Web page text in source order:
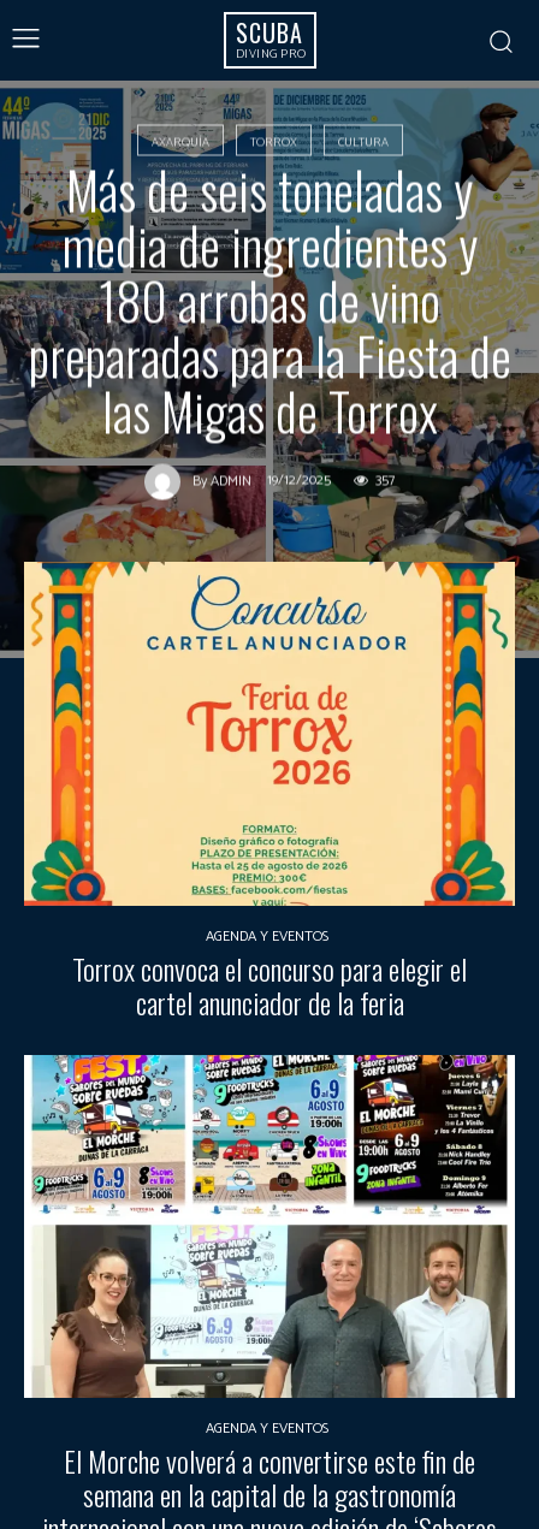
SCUBA
DIVING PRO
AXARQUÍA TORROX CULTURA
Más de seis toneladas y
media de ingredientes y
180 arrobas de vino
preparadas para la Fiesta de
las Migas de Torrox
ByADMIN 19/12/2025 357
AGENDA Y EVENTOS
Torrox convoca el concurso para elegir el
cartel anunciador de la feria
AGENDA Y EVENTOS
El Morche volverá a convertirse este fin de
semana en la capital de la gastronomía